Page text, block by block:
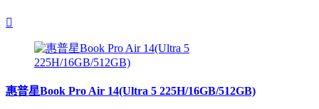

惠普星Book Pro Air 14(Ultra 5 225H/16GB/512GB)